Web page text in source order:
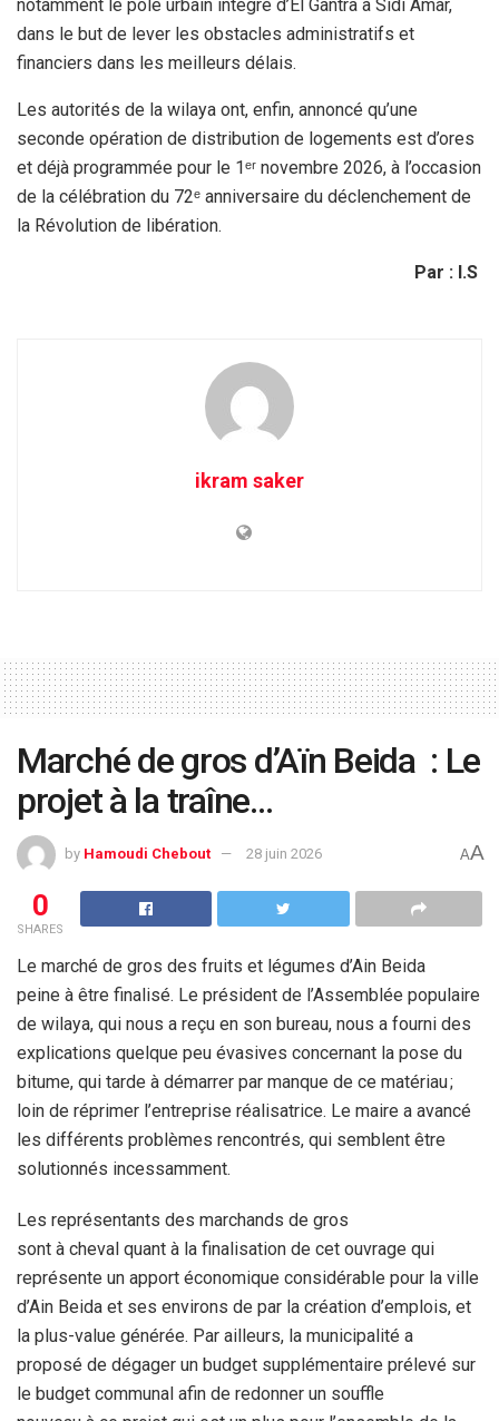
notamment le pôle urbain intégré d’El Gantra à Sidi Amar,
dans le but de lever les obstacles administratifs et
financiers dans les meilleurs délais.
Les autorités de la wilaya ont, enfin, annoncé qu’une
seconde opération de distribution de logements est d’ores
et déjà programmée pour le 1ᵉʳ novembre 2026, à l’occasion
de la célébration du 72ᵉ anniversaire du déclenchement de
la Révolution de libération.
Par : I.S
ikram saker
Marché de gros d’Aïn Beida : Le
projet à la traîne…
by Hamoudi Chebout 28 juin 2026 AA
0
SHARES
Le marché de gros des fruits et légumes d’Ain Beida
peine à être finalisé. Le président de l’Assemblée populaire
de wilaya, qui nous a reçu en son bureau, nous a fourni des
explications quelque peu évasives concernant la pose du
bitume, qui tarde à démarrer par manque de ce matériau ;
loin de réprimer l’entreprise réalisatrice. Le maire a avancé
les différents problèmes rencontrés, qui semblent être
solutionnés incessamment.
Les représentants des marchands de gros
sont à cheval quant à la finalisation de cet ouvrage qui
représente un apport économique considérable pour la ville
d’Ain Beida et ses environs de par la création d’emplois, et
la plus-value générée. Par ailleurs, la municipalité a
proposé de dégager un budget supplémentaire prélevé sur
le budget communal afin de redonner un souffle